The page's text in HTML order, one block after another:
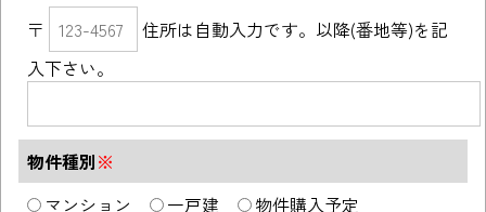
〒
住所は自動入力です。以降(番地等)を記
入下さい。
物件種別※
マンション
一戸建
物件購入予定